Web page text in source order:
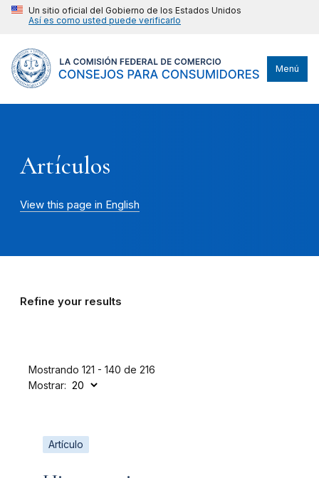
Un sitio oficial del Gobierno de los Estados Unidos
Así es como usted puede verificarlo
Menú
Artículos
View this page in English
Refine your results
Mostrando 121 - 140 de 216
Mostrar:
Artículo